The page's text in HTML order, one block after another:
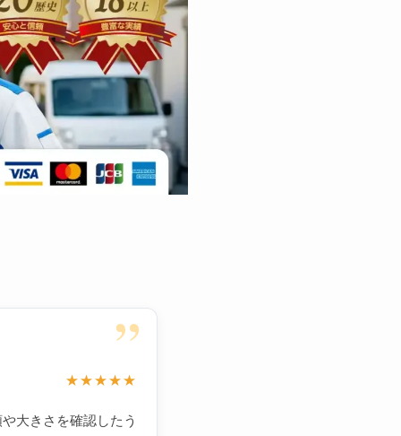
”
★★★★★
大きさを確認したう